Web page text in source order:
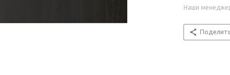
Наши